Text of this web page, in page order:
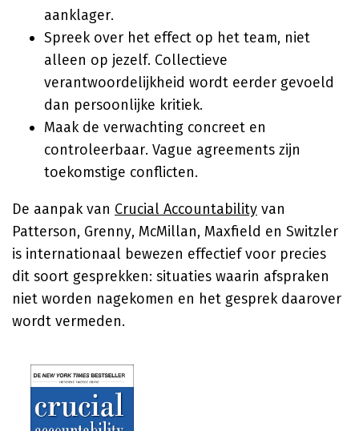
aanklager.
Spreek over het effect op het team, niet
alleen op jezelf. Collectieve
verantwoordelijkheid wordt eerder gevoeld
dan persoonlijke kritiek.
Maak de verwachting concreet en
controleerbaar. Vague agreements zijn
toekomstige conflicten.
De aanpak van Crucial Accountability van
Patterson, Grenny, McMillan, Maxfield en Switzler
is internationaal bewezen effectief voor precies
dit soort gesprekken: situaties waarin afspraken
niet worden nagekomen en het gesprek daarover
wordt vermeden.